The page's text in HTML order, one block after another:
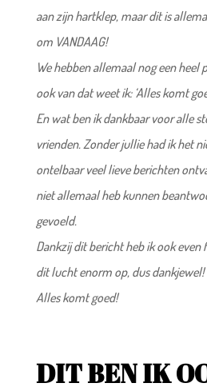
aan zijn hartklep, maar dit is
om VANDAAG!
We hebben allemaal nog een heel
ook van dat weet ik: ‘Alles komt
En wat ben ik dankbaar voor alle
vrienden. Zonder jullie had ik het
ontelbaar veel lieve berichten
niet allemaal heb kunnen
gevoeld.
Dankzij dit bericht heb ik ook
dit lucht enorm op, dus dankjewel!
Alles komt goed!
DIT BEN IK